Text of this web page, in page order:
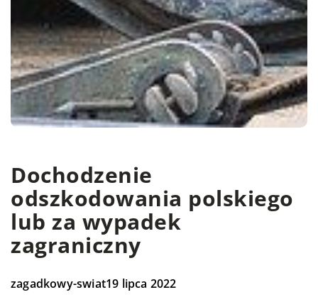
Dochodzenie
odszkodowania polskiego
lub za wypadek
zagraniczny
zagadkowy-swiat19 lipca 2022